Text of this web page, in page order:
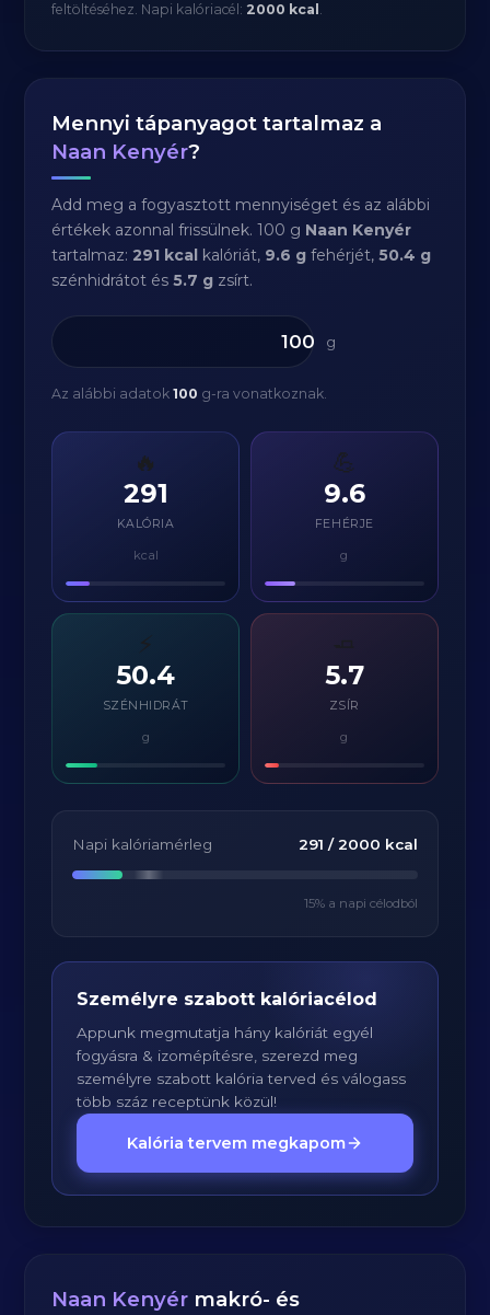
feltöltéséhez. Napi kalóriacél: 2000 kcal .
Mennyi tápanyagot tartalmaz a
Naan Kenyér?
Add meg a fogyasztott mennyiséget és az alábbi
értékek azonnal frissülnek. 100 g Naan Kenyér
tartalmaz:291 kcal kalóriát, 9.6 g fehérjét,50.4 g
szénhidrátot és5.7 g zsírt.
g
Az alábbi adatok100 g-ra vonatkoznak.
🔥
291
KALÓRIA
kcal
💪
9.6
FEHÉRJE
g
⚡
50.4
SZÉNHIDRÁT
g
5.7
ZSÍR
g
Napi kalóriamérleg 291 / 2000 kcal
15% a napi célodból
Személyre szabott kalóriacélod
Appunk megmutatja hány kalóriát egyél
fogyásra & izomépítésre, szerezd meg
személyre szabott kalória terved és válogass
több száz receptünk közül!
Kalória tervem megkapom
Naan Kenyér makró- és